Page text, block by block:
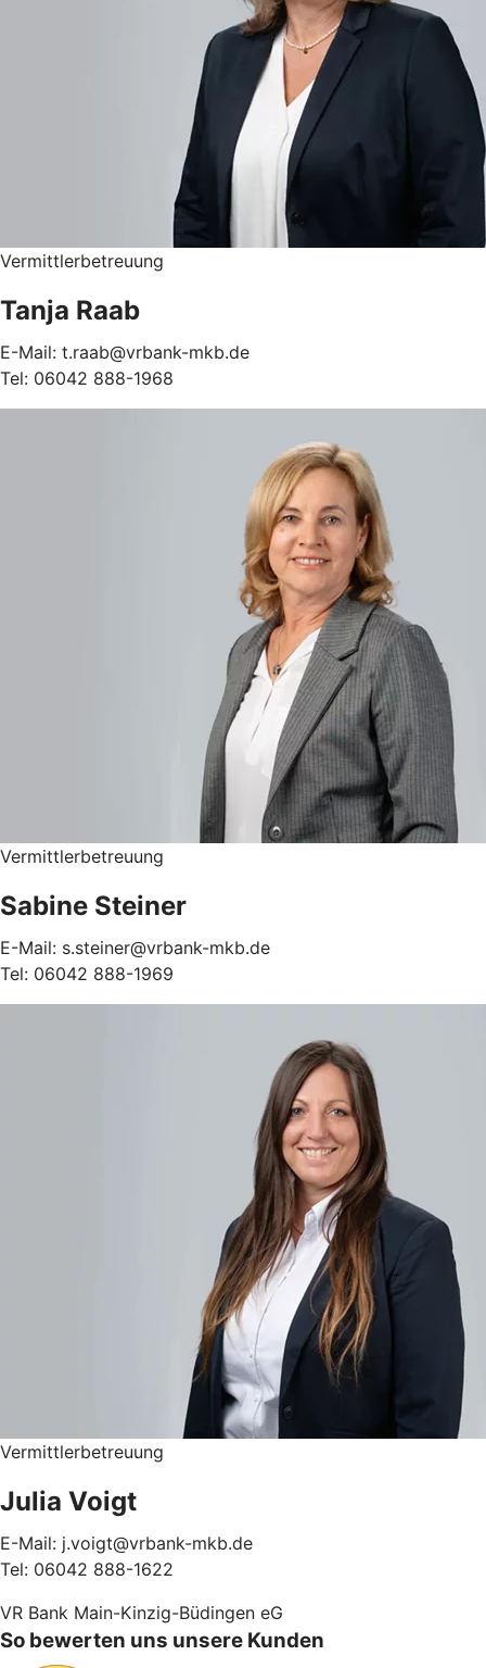
Vermittlerbetreuung
Tanja Raab
E-Mail: t.raab@vrbank-mkb.de
Tel: 06042 888-1968
Vermittlerbetreuung
Sabine Steiner
E-Mail: s.steiner@vrbank-mkb.de
Tel: 06042 888-1969
Vermittlerbetreuung
Julia Voigt
E-Mail: j.voigt@vrbank-mkb.de
Tel: 06042 888-1622
VR Bank Main-Kinzig-Büdingen eG
So bewerten uns unsere Kunden